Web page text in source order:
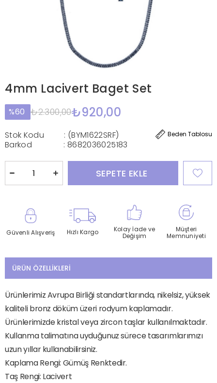
4mm Lacivert Baget Set
60 ₺2.300,00₺920,00
Beden Tablosu
Stok Kodu
(BYM1622SRF)
Barkod
: 8682036025183
Güvenli Alışveriş Hızlı Kargo
Kolay İade ve
Değişim
Müşteri
Memnuniyeti
ÜRÜN ÖZELLIKLERI
Ürünlerimiz Avrupa Birliği standartlarında, nikelsiz, yüksek
kaliteli bronz döküm üzeri rodyum kaplamadır.
Ürünlerimizde kristal veya zircon taşlar kullanılmaktadır.
Kullanma talimatına uyduğunuz sürece tasarımlarımızı
uzun yıllar kullanabilirsiniz.
Kaplama Rengi: Gümüş Renktedir.
Taş Rengi: Lacivert